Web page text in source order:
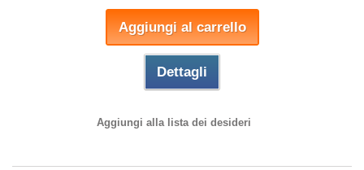
Aggiungi al carrello
Dettagli
Aggiungi alla lista dei desideri